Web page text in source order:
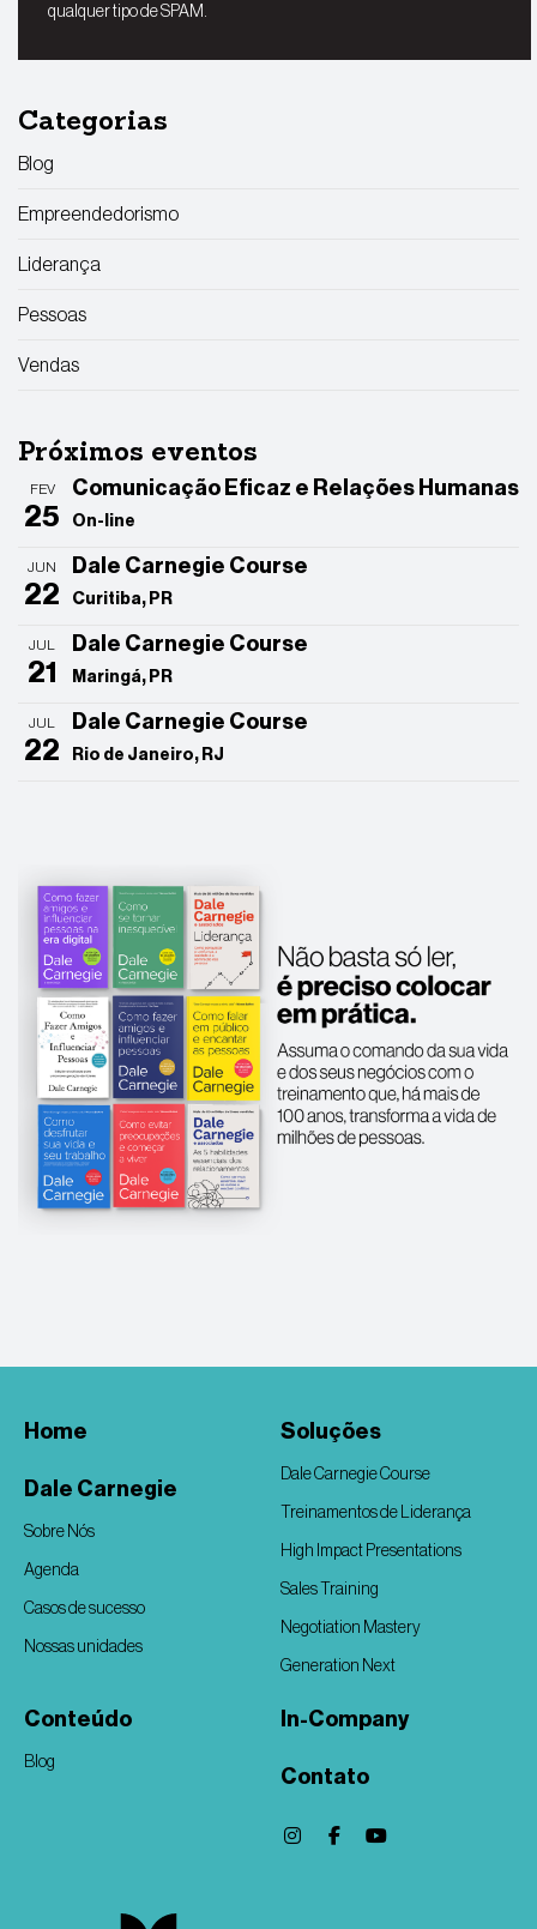
qualquer tipo de SPAM.
Categorias
Blog
Empreendedorismo
Liderança
Pessoas
Vendas
Próximos eventos
FEV
25
Comunicação Eficaz e Relações Humanas
On-line
JUN
22
Dale Carnegie Course
Curitiba, PR
JUL
21
Dale Carnegie Course
Maringá, PR
JUL
22
Dale Carnegie Course
Rio de Janeiro, RJ
Home
Dale Carnegie
Sobre Nós
Agenda
Casos de sucesso
Nossas unidades
Soluções
Dale Carnegie Course
Treinamentos de Liderança
High Impact Presentations
Sales Training
Negotiation Mastery
Generation Next
Conteúdo
Blog
In-Company
Contato